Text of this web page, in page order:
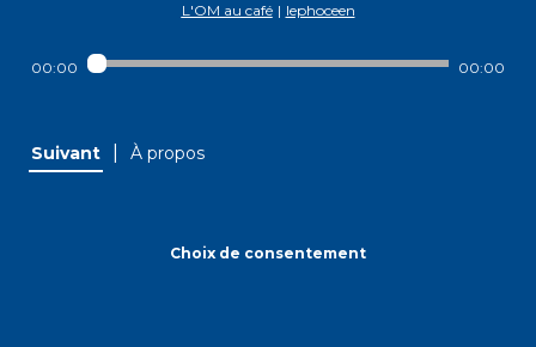
L'OM au café | lephoceen
00:00 00:00
Suivant À propos
Choix de consentement